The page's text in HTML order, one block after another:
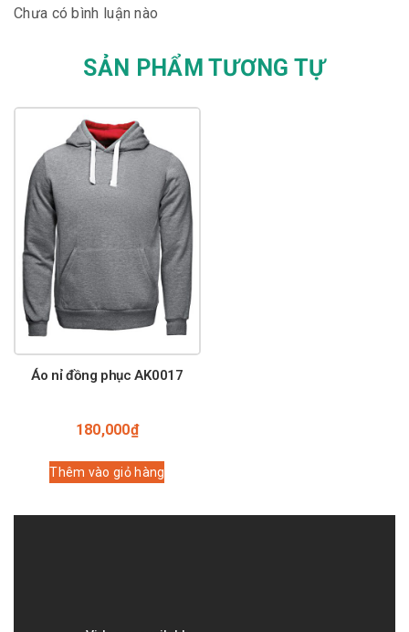
Chưa có bình luận nào
SẢN PHẨM TƯƠNG TỰ
Áo nỉ đồng phục AK0017
180,000₫
Thêm vào giỏ hàng